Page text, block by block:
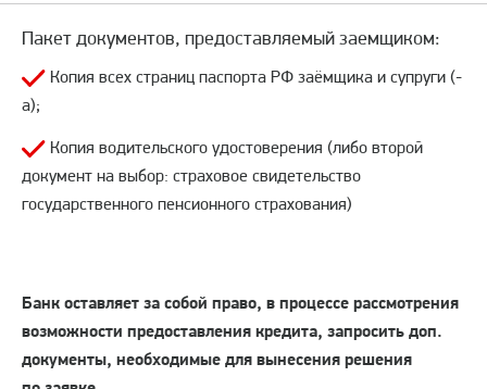
Пакет документов, предоставляемый заемщиком:
Копия всех страниц паспорта РФ заёмщика и супруги (-
а);
Копия водительского удостоверения (либо второй
документ на выбор: страховое свидетельство
государственного пенсионного страхования)
Банк оставляет за собой право, в процессе рассмотрения
возможности предоставления кредита, запросить доп.
документы, необходимые для вынесения решения